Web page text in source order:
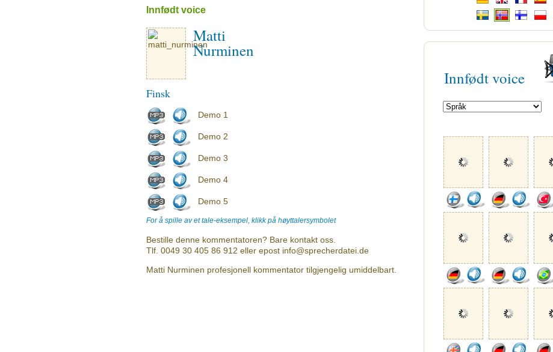
Innfødt voice
Matti
Nurminen
Finsk
Demo 1
Demo 2
Demo 3
Demo 4
Demo 5
For å spille av et tale-eksempel, klikk på høyttalersymbolet
Bestille denne kommentatoren? Bare kontakt oss.
Tlf. 0049 30 405 86 912 eller epost info@sprecherdatei.de
Matti Nurminen profesjonell kommentator tilgjengelig umiddelbart.
Innfødt voice